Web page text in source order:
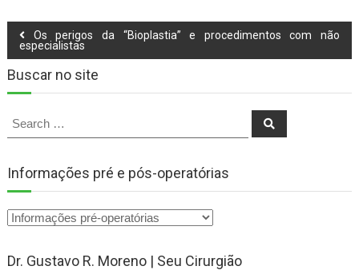
Navegação
de
Os perigos da “Bioplastia” e procedimentos com não
especialistas
Buscar no site
Search
for:
Search
Informações pré e pós-operatórias
Dr. Gustavo R. Moreno | Seu Cirurgião